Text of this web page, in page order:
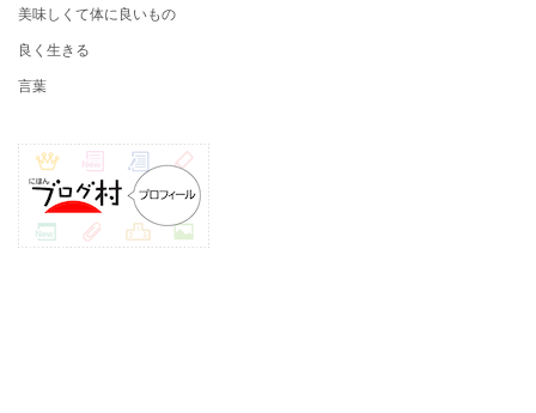
美味しくて体に良いもの
良く生きる
言葉